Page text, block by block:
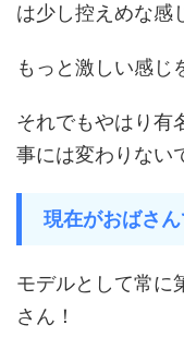
は少し控えめな感
もっと激しい感じ
それでもやはり有
事には変わりない
現在がおばさ
モデルとして常に
さん！